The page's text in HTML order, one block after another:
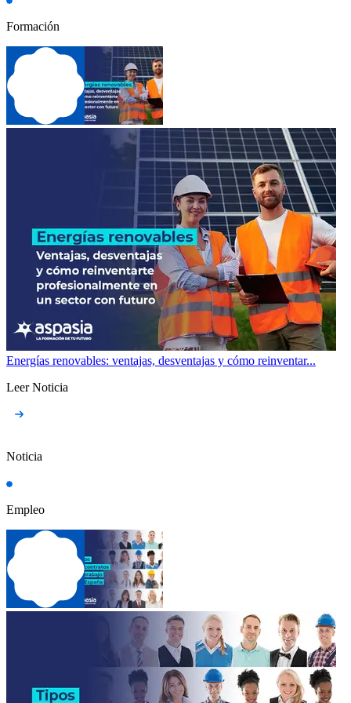
Formación
Energías renovables: ventajas, desventajas y cómo reinventar...
Leer Noticia
Noticia
Empleo